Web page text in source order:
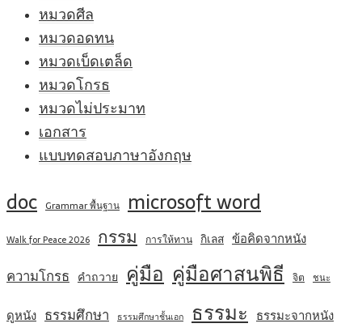
หมวดศีล
หมวดอดทน
หมวดเบ็ดเตล็ด
หมวดโกรธ
หมวดไม่ประมาท
เอกสาร
แบบทดสอบภาษาอังกฤษ
doc Grammar พื้นฐาน microsoft word
Walk for Peace 2026 กรรม การให้ทาน กิเลส ข้อคิดจากหนัง
ความโกรธ คำถวาย คู่มือ คู่มือศาสนพิธี จิต ชนะ
ดูหนัง ธรรมศึกษา ธรรมศึกษาชั้นเอก ธรรมะ ธรรมะจากหนัง